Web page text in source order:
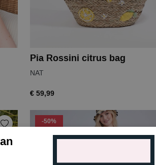
Pia Rossini citrus bag
NAT
€ 59,99
-50%